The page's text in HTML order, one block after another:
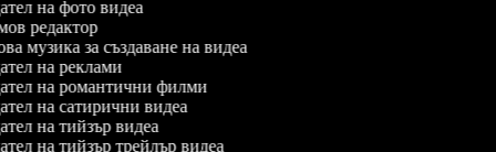
на фото видеа
редактор
музика за създаване на видеа
на реклами
на романтични филми
на сатирични видеа
на тийзър видеа
на тийзър трейлър видеа